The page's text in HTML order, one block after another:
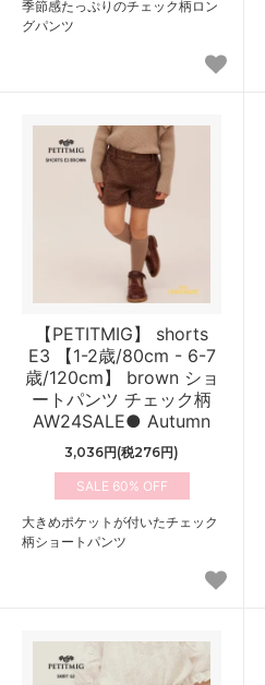
季節感たっぷりのチェック柄ロン
グパンツ
【PETITMIG】 shorts
E3 【1-2歳/80cm - 6-7
歳/120cm】 brown ショ
ートパンツ チェック柄
AW24SALE● Autumn
3,036円(税276円)
60%
大きめポケットが付いたチェック
柄ショートパンツ